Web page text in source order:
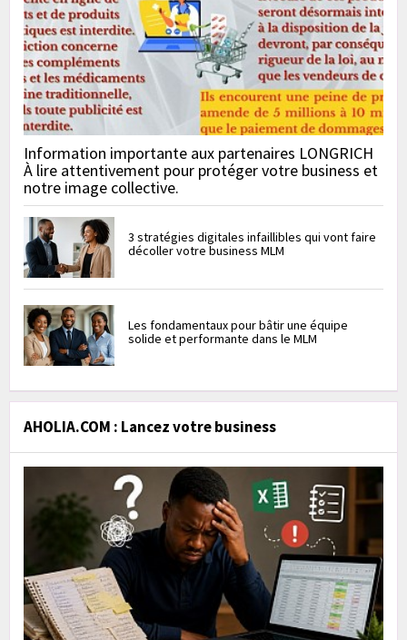
Information importante aux partenaires LONGRICH
À lire attentivement pour protéger votre business et
notre image collective.
3 stratégies digitales infaillibles qui vont faire
décoller votre business MLM
Les fondamentaux pour bâtir une équipe
solide et performante dans le MLM
AHOLIA.COM : Lancez votre business